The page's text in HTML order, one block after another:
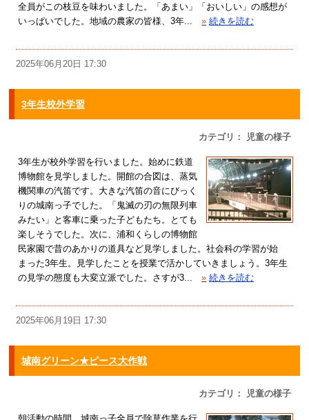
全員がこの枝豆を味わいました。「あまい」「おいしい」の感想が
いっぱいでした。地域の農家の皆様、3年...
» 続きを読む
2025年06月20日 17:30
3年生校外学習
カテゴリ： 児童の様子
3年生が校外学習を行いました。始めに鉄道
博物館を見学しました。開館の合図は、蒸気
機関車の汽笛です。大きな汽笛の音にびっく
りの城南っ子でした。「鬼滅の刃の無限列車
みたい」と客車に乗った子どもたち。とても
楽しそうでした。次に、浦和くらしの博物館
民家園で昔のあかりの道具など見学しました。社会科の学習が始
まった3年生。見学したことを授業で活かしていきましょう。3年生
の見学の態度も大変立派でした。さすが3...
» 続きを読む
2025年06月19日 17:30
城南グリーン★ピース大作戦
カテゴリ： 児童の様子